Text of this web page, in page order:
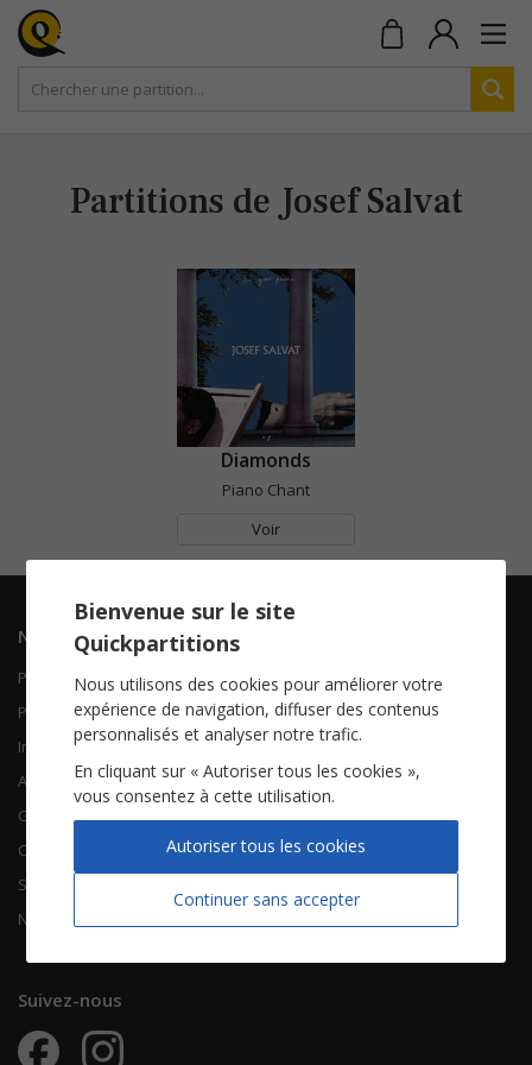
Partitions de Josef Salvat
Diamonds
Piano Chant
Voir
Navigation
Piano Chant
Piano Solo
Instruments solistes
Accordéon
Guitare
Chorales
Songbooks
Nouvelles partitions
Contactez-nous
Qui sommes-nous
FAQ
À propos
CGV
Mentions légales
Vie privée
Suivez-nous
Bienvenue sur le site
Quickpartitions
Nous utilisons des cookies pour améliorer votre
expérience de navigation, diffuser des contenus
personnalisés et analyser notre trafic.
En cliquant sur « Autoriser tous les cookies »,
vous consentez à cette utilisation.
Continuer sans accepter
Autoriser tous les cookies